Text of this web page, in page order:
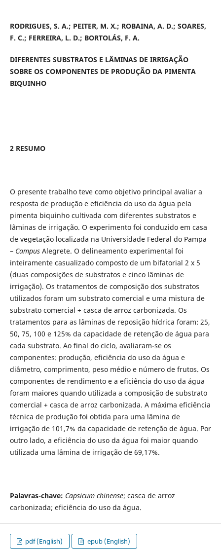
RODRIGUES, S. A.; PEITER, M. X.; ROBAINA, A. D.; SOARES,
F. C.; FERREIRA, L. D.; BORTOLÁS, F. A.
DIFERENTES SUBSTRATOS E LÂMINAS DE IRRIGAÇÃO
SOBRE OS COMPONENTES DE PRODUÇÃO DA PIMENTA
BIQUINHO
2 RESUMO
O presente trabalho teve como objetivo principal avaliar a
resposta de produção e eficiência do uso da água pela
pimenta biquinho cultivada com diferentes substratos e
lâminas de irrigação. O experimento foi conduzido em casa
de vegetação localizada na Universidade Federal do Pampa
– CampusAlegrete. O delineamento experimental foi
inteiramente casualizado composto de um bifatorial 2 x 5
(duas composições de substratos e cinco lâminas de
irrigação). Os tratamentos de composição dos substratos
utilizados foram um substrato comercial e uma mistura de
substrato comercial + casca de arroz carbonizada. Os
tratamentos para as lâminas de reposição hídrica foram: 25,
50, 75, 100 e 125% da capacidade de retenção de água para
cada substrato. Ao final do ciclo, avaliaram-se os
componentes: produção, eficiência do uso da água e
diâmetro, comprimento, peso médio e número de frutos. Os
componentes de rendimento e a eficiência do uso da água
foram maiores quando utilizada a composição de substrato
comercial + casca de arroz carbonizada. A máxima eficiência
técnica de produção foi obtida para uma lâmina de
irrigação de 101,7% da capacidade de retenção de água. Por
outro lado, a eficiência do uso da água foi maior quando
utilizada uma lâmina de irrigação de 69,17%.
Palavras-chave: Capsicum chinense; casca de arroz
carbonizada; eficiência do uso da água.
pdf (English) epub (English)